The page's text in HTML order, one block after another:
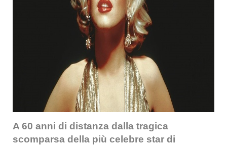
A 60 anni di distanza dalla tragica
scomparsa della più celebre star di